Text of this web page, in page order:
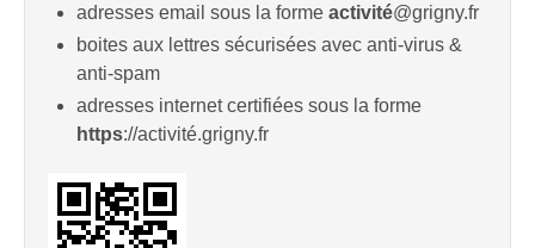
adresses email sous la forme activité@grigny.fr
boites aux lettres sécurisées avec anti-virus &
anti-spam
adresses internet certifiées sous la forme
https://activité.grigny.fr